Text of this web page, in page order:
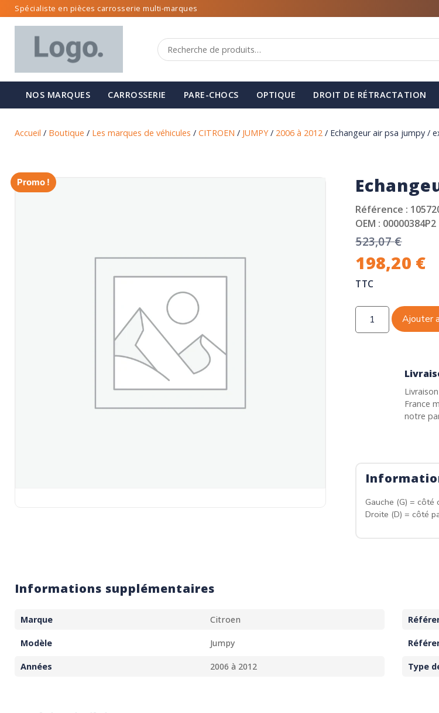
Spécialiste en pièces carrosserie multi-marques
NOS MARQUES CARROSSERIE PARE-CHOCS OPTIQUE DROIT DE RÉTRACTATION
Accueil / Boutique / Les marques de véhicules / CITROEN / JUMPY/ 2006 à 2012 / Echangeur air psa jumpy /
Promo !
Référence :
OEM : 00000384P2
523,07€
198,20 €
TTC
Ajouter
France
notre
Gauche (G) = côté
Droite (D) = côté
Informations supplémentaires
Marque Citroen
Modèle Jumpy
Années 2006 à 2012 Type